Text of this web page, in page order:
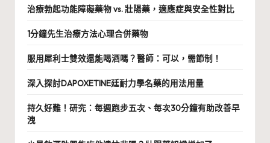
治療勃起功能障礙藥物 vs. 壯陽藥，適應症與安全性對比
1分鐘先生治療方法心理合併藥物
服用犀利士雙效還能喝酒嗎？醫師：可以，需節制！
深入探討DAPOXETINE廷耐力學名藥的用法用量
持久好難！研究：每週跑步五次、每次30分鐘有助改善早
洩